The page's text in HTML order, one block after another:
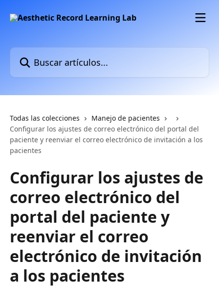
Buscar artículos...
Todas las colecciones
Manejo de pacientes
Configurar los ajustes de correo electrónico del portal del
paciente y reenviar el correo electrónico de invitación a los
pacientes
Configurar los ajustes de
correo electrónico del
portal del paciente y
reenviar el correo
electrónico de invitación
a los pacientes